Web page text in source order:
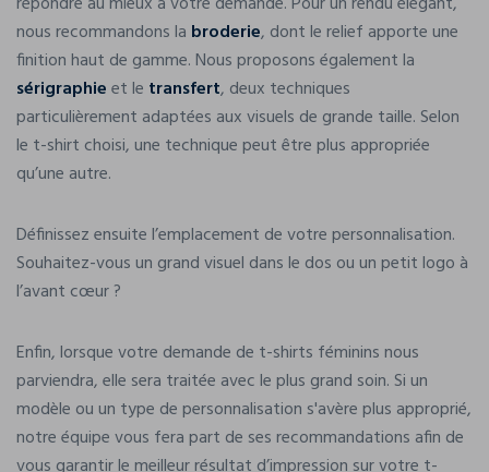
nous recommandons la broderie, dont le relief apporte une
finition haut de gamme. Nous proposons également la
sérigraphieet le transfert, deux techniques
particulièrement adaptées aux visuels de grande taille. Selon
le t-shirt choisi, une technique peut être plus appropriée
qu’une autre.
Définissez ensuite l’emplacement de votre personnalisation.
Souhaitez-vous un grand visuel dans le dos ou un petit logo à
l’avant cœur ?
Enfin, lorsque votre demande de t-shirts féminins nous
parviendra, elle sera traitée avec le plus grand soin. Si un
modèle ou un type de personnalisation s'avère plus approprié,
notre équipe vous fera part de ses recommandations afin de